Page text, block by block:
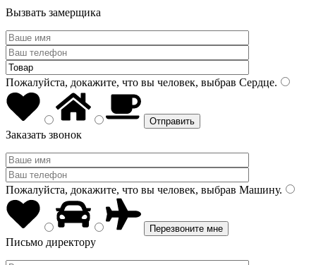
Вызвать замерщика
Пожалуйста, докажите, что вы человек, выбрав Сердце.
Заказать звонок
Пожалуйста, докажите, что вы человек, выбрав Машину.
Письмо директору